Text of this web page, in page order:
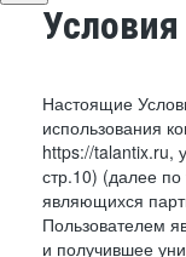
Настоящие
использования
https://talantix.ru,
стр.10) (далее
являющихся
Пользователем
и получившее